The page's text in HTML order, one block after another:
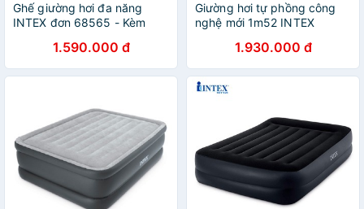
Ghế giường hơi đa năng
INTEX đơn 68565 - Kèm
1.590.000 đ
Giường hơi tự phồng công
nghệ mới 1m52 INTEX
1.930.000 đ